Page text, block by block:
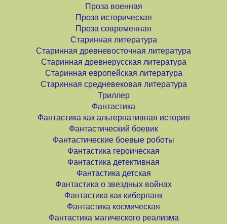
Проза военная
Проза историческая
Проза современная
Старинная литература
Старинная древневосточная литература
Старинная древнерусская литература
Старинная европейская литература
Старинная средневековая литература
Триллер
Фантастика
Фантастика как альтернативная история
Фантастический боевик
Фантастические боевые роботы
Фантастика героическая
Фантастика детективная
Фантастика детская
Фантастика о звездных войнах
Фантастика как киберпанк
Фантастика космическая
Фантастика магического реализма